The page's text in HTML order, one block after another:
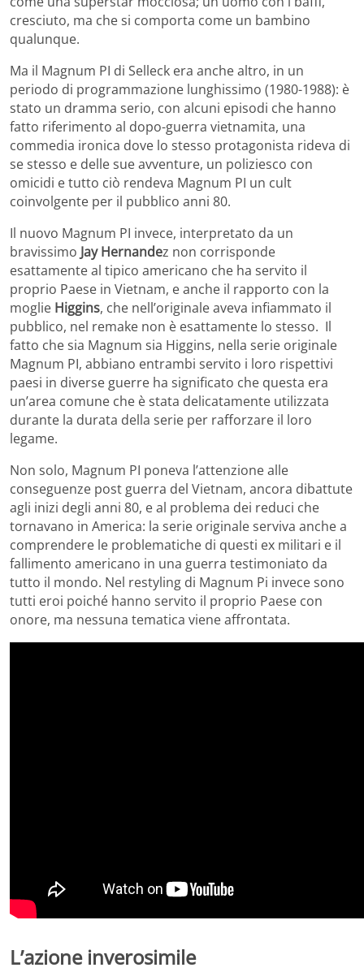
cresciuto, ma che si comporta come un bambino
qualunque.
Ma il Magnum PI di Selleck era anche altro, in un
periodo di programmazione lunghissimo (1980-1988): è
stato un dramma serio, con alcuni episodi che hanno
fatto riferimento al dopo-guerra vietnamita, una
commedia ironica dove lo stesso protagonista rideva di
se stesso e delle sue avventure, un poliziesco con
omicidi e tutto ciò rendeva Magnum PI un cult
coinvolgente per il pubblico anni 80.
Il nuovo Magnum PI invece, interpretato da un
bravissimo Jay Hernandez non corrisponde
esattamente al tipico americano che ha servito il
proprio Paese in Vietnam, e anche il rapporto con la
moglie Higgins, che nell’originale aveva infiammato il
pubblico, nel remake non è esattamente lo stesso. Il
fatto che sia Magnum sia Higgins, nella serie originale
Magnum PI, abbiano entrambi servito i loro rispettivi
paesi in diverse guerre ha significato che questa era
un’area comune che è stata delicatamente utilizzata
durante la durata della serie per rafforzare il loro
legame.
Non solo, Magnum PI poneva l’attenzione alle
conseguenze post guerra del Vietnam, ancora dibattute
agli inizi degli anni 80, e al problema dei reduci che
tornavano in America: la serie originale serviva anche a
comprendere le problematiche di questi ex militari e il
fallimento americano in una guerra testimoniato da
tutto il mondo. Nel restyling di Magnum Pi invece sono
tutti eroi poiché hanno servito il proprio Paese con
onore, ma nessuna tematica viene affrontata.
L’azione inverosimile